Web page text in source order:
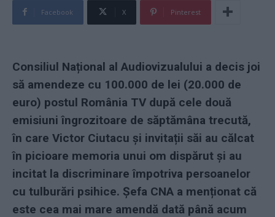
Facebook X Pinterest
Consiliul Național al Audiovizualului a decis joi
să amendeze cu 100.000 de lei (20.000 de
euro) postul România TV după cele două
emisiuni îngrozitoare de săptămâna trecută,
în care Victor Ciutacu și invitații săi au călcat
în picioare memoria unui om dispărut și au
incitat la discriminare împotriva persoanelor
cu tulburări psihice. Șefa CNA a menționat că
este cea mai mare amendă dată până acum